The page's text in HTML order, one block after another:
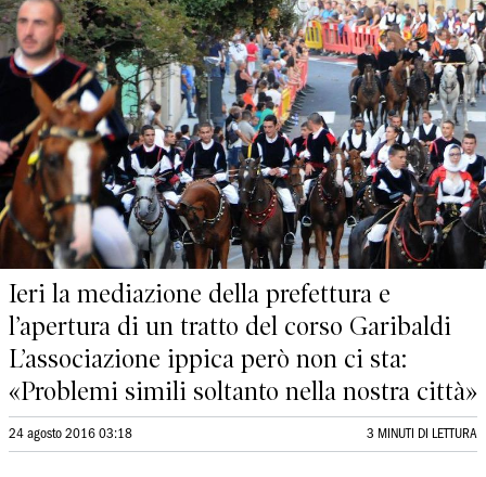
Ieri la mediazione della prefettura e
l’apertura di un tratto del corso Garibaldi
L’associazione ippica però non ci sta:
«Problemi simili soltanto nella nostra città»
24 agosto 2016 03:18 3 MINUTI DI LETTURA